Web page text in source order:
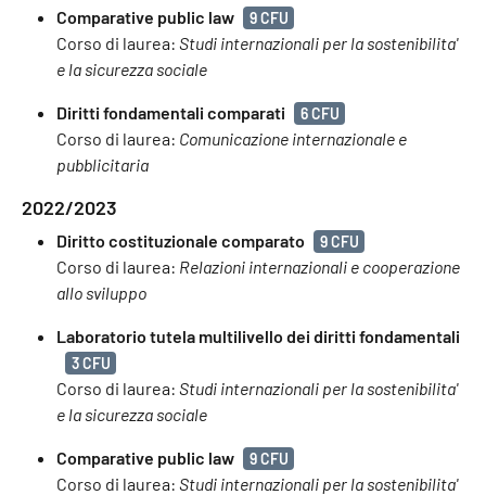
Comparative public law 9 CFU
Corso di laurea: Studi internazionali per la sostenibilita'
e la sicurezza sociale
Diritti fondamentali comparati 6 CFU
Corso di laurea: Comunicazione internazionale e
pubblicitaria
2022/2023
Diritto costituzionale comparato 9 CFU
Corso di laurea: Relazioni internazionali e cooperazione
allo sviluppo
Laboratorio tutela multilivello dei diritti fondamentali
3 CFU
Corso di laurea: Studi internazionali per la sostenibilita'
e la sicurezza sociale
Comparative public law 9 CFU
Corso di laurea: Studi internazionali per la sostenibilita'